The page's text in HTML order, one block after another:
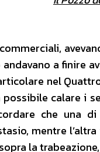
a finire
nel
calare i
che una
mentre
la